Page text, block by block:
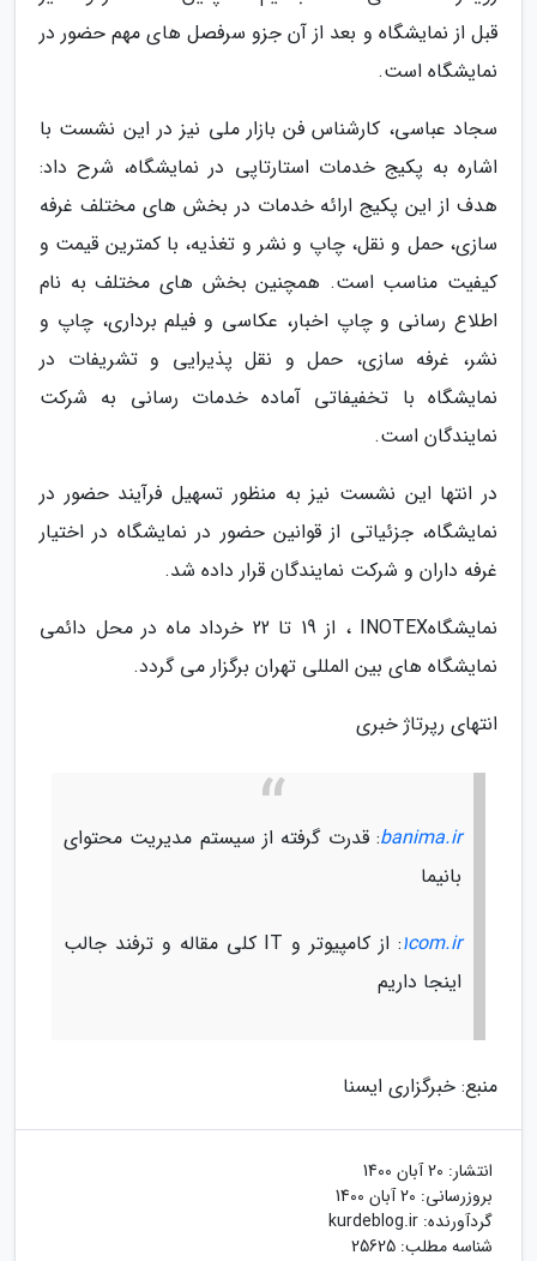
قبل از نمایشگاه و بعد از آن جزو سرفصل های مهم حضور در
نمایشگاه است.
سجاد عباسی، کارشناس فن بازار ملی نیز در این نشست با
اشاره به پکیج خدمات استارتاپی در نمایشگاه، شرح داد:
هدف از این پکیج ارائه خدمات در بخش های مختلف غرفه
سازی، حمل و نقل، چاپ و نشر و تغذیه، با کمترین قیمت و
کیفیت مناسب است. همچنین بخش های مختلف به نام
اطلاع رسانی و چاپ اخبار، عکاسی و فیلم برداری، چاپ و
نشر، غرفه سازی، حمل و نقل پذیرایی و تشریفات در
نمایشگاه با تخفیفاتی آماده خدمات رسانی به شرکت
نمایندگان است.
در انتها این نشست نیز به منظور تسهیل فرآیند حضور در
نمایشگاه، جزئیاتی از قوانین حضور در نمایشگاه در اختیار
غرفه داران و شرکت نمایندگان قرار داده شد.
نمایشگاهINOTEX ، از 19 تا 22 خرداد ماه در محل دائمی
نمایشگاه های بین المللی تهران برگزار می گردد.
انتهای رپرتاژ خبری
banima.ir: قدرت گرفته از سیستم مدیریت محتوای
بانیما
1com.ir
: از کامپیوتر و IT کلی مقاله و ترفند جالب
اینجا داریم
منبع: خبرگزاری ایسنا
انتشار: 20 آبان 1400
بروزرسانی: 20 آبان 1400
گردآورنده: kurdeblog.ir
شناسه مطلب: 25625